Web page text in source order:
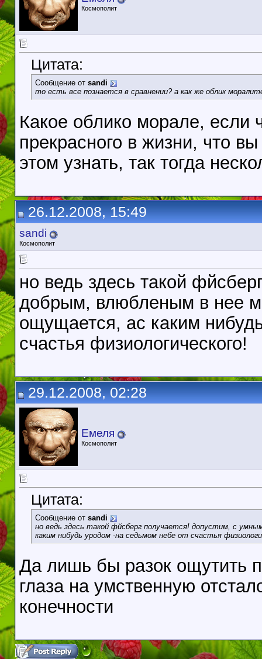
Космополит
Цитата:
Сообщение от sandi
то есть все познается в сравнении? а как же облик
Какое облико морале, если
прекрасного в жизни, что
этом узнать, так тогда
26.12.2008, 15:49
sandi
Космополит
но ведь здесь такой
добрым, влюбленым в нее
ощущается, ас каким
счастья физиологического!
29.12.2008, 02:28
Емеля
Космополит
Цитата:
Сообщение от sandi
но ведь здесь такой фйсберг получается! допустим, с
каким нибудь уродом -на седьмом небе от счастья
Да лишь бы разок ощутить
глаза на умственную
конечности